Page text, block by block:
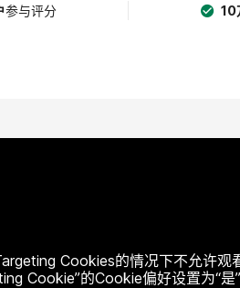
参与评分 10
Cookies的情况下不允许观
Cookie”的Cookie偏好设置为“是”